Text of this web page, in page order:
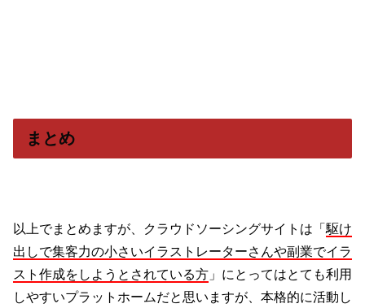
まとめ
以上でまとめますが、クラウドソーシングサイトは「 駆け
出しで集客力の小さいイラストレーターさんや副業でイラ
スト作成をしようとされている方 」にとってはとても利用
しやすいプラットホームだと思いますが、本格的に活動し